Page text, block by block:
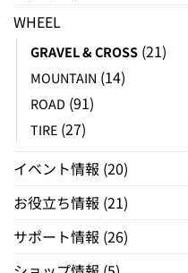
WHEEL
GRAVEL & CROSS (21)
MOUNTAIN (14)
ROAD (91)
TIRE (27)
イベント情報 (20)
お役立ち情報 (21)
サポート情報 (26)